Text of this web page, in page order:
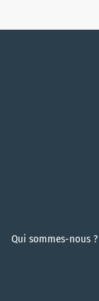
Qui sommes-nous ?